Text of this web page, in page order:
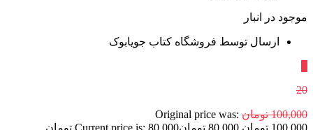
موجود در انبار
ارسال توسط فروشگاه کتاب جویابوک
20
100,000 تومان Original price was: